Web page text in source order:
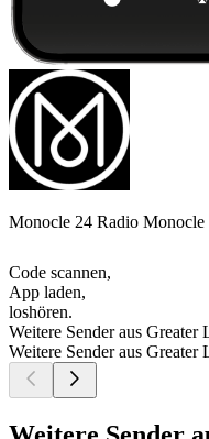
Monocle 24 Radio Monocle
Code scannen,
App laden,
loshören.
Weitere Sender aus Greater
Weitere Sender aus Greater